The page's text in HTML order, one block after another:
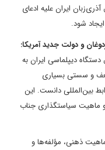
ایران علیه ادعای
شود.
و دولت جدید آمریکا:
دیپلماسی ایران به
و سستی بسیاری
بین‌المللی دانست. این
ماهیت سیاستگذاری جناب
ذهنی، مؤلفه‌ها و